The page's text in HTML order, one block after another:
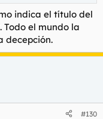
indica el título del
Todo el mundo la
decepción.
#130